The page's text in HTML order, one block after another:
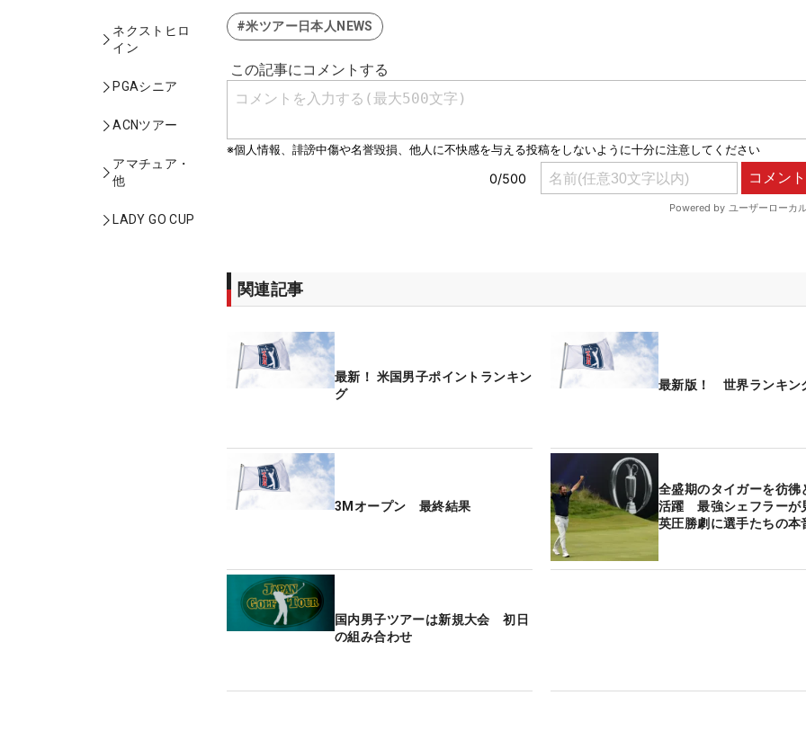
ネクストヒロ
イン
PGAシニア
ACNツアー
アマチュア・
他
LADY GO CUP
#米ツアー日本人NEWS
関連記事
最新！ 米国男子ポイントランキン
グ
最新版！ 世界ランキン
3Mオープン 最終結果
全盛期のタイガーを彷彿
活躍 最強シェフラーが
英圧勝劇に選手たちの本
国内男子ツアーは新規大会 初日
の組み合わせ